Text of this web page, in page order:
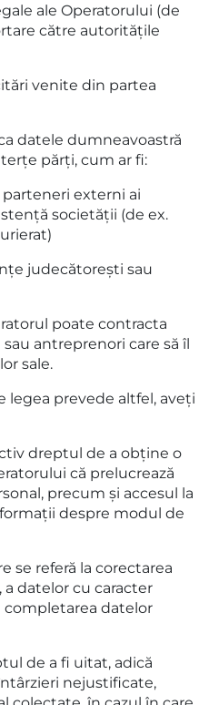
ale Operatorului (de
către autoritățile
venite din partea
datele dumneavoastră
părți, cum ar fi:
externi ai
societății (de ex.
judecătorești sau
poate contracta
antreprenori care să îl
sale.
legea prevede altfel, aveți
dreptul de a obține o
că prelucrează
precum și accesul la
despre modul de
se referă la corectarea
datelor cu caracter
completarea datelor
de a fi uitat, adică
nejustificate,